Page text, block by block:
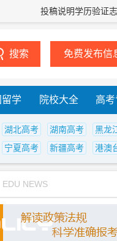
投稿说明学历验证
免费发布信
留学 院校大全 高
湖北高考 湖南高考
黑龙
宁夏高考 新疆高考 港澳
EDU NEWS